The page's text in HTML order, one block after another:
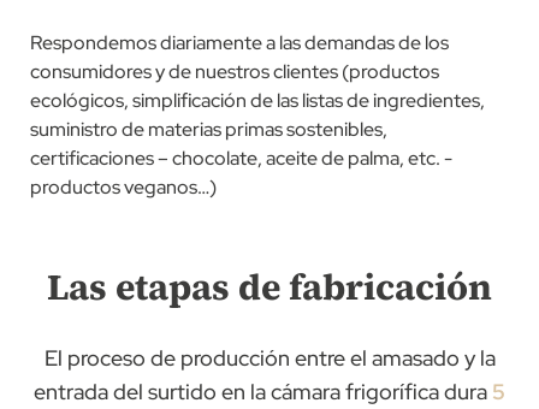
Respondemos diariamente a las demandas de los
consumidores y de nuestros clientes (productos
ecológicos, simplificación de las listas de ingredientes,
suministro de materias primas sostenibles,
certificaciones – chocolate, aceite de palma, etc. -
productos veganos…)
Las etapas de fabricación
El proceso de producción entre el amasado y la
entrada del surtido en la cámara frigorífica dura 5